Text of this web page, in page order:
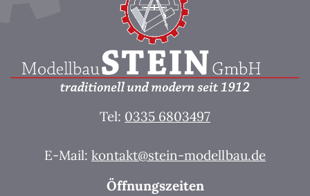
Tel: 0335 6803497
E-Mail: kontakt@stein-modellbau.de
Öffnungszeiten